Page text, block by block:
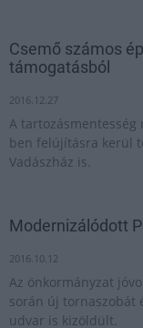
Csemő számos
támogatásból
2016.12.27
A
ben felújításra kerül
Vadászház is.
Modernizálódott
2016.10.12
Az önkormányzat
során új tornaszobát
udvar is kizöldült.